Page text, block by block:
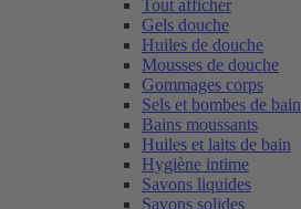
Tout afficher
Gels douche
Huiles de douche
Mousses de douche
Gommages corps
Sels et bombes de bain
Bains moussants
Huiles et laits de bain
Hygiène intime
Savons liquides
Savons solides